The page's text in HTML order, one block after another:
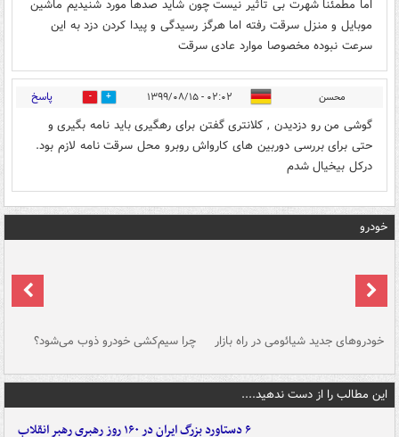
اما مطمئنا شهرت بی تاثیر نیست چون شاید صدها مورد شنیدیم ماشین
موبایل و منزل سرقت رفته اما هرگز رسیدگی و پیدا کردن دزد به این
سرعت نبوده مخصوصا موارد عادی سرقت
محسن ۰۲:۰۲ - ۱۳۹۹/۰۸/۱۵ 1 پاسخ
گوشی من رو دزدیدن , کلانتری گفتن برای رهگیری باید نامه بگیری و
حتی برای بررسی دوربین های کارواش روبرو محل سرقت نامه لازم بود.
درکل بیخیال شدم
خودرو
خودروهای جدید شیائومی در راه بازار چرا سیم‌کشی خودرو ذوب می‌شود؟
این مطالب را از دست ندهید....
۶ دستاورد بزرگ ایران در ۱۶۰ روز رهبری رهبر انقلاب